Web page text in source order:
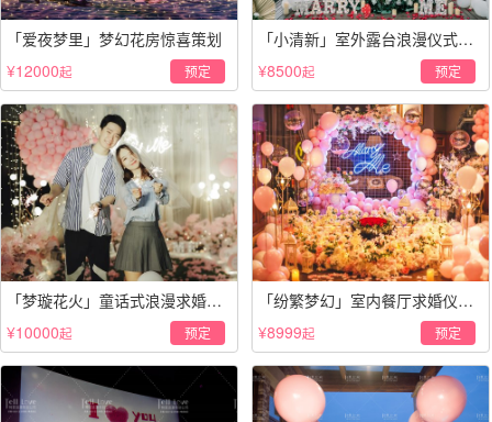
「爱夜梦里」梦幻花房惊喜策划
¥12000起 预定
「小清新」室外露台浪漫仪式策
划
¥8500起 预定
「梦璇花火」童话式浪漫求婚仪
式
¥10000起 预定
「纷繁梦幻」室内餐厅求婚仪式
策划
¥8999起 预定